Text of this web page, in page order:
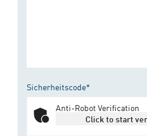
Sicherheitscode*
Anti-Robot Verification
Click to start